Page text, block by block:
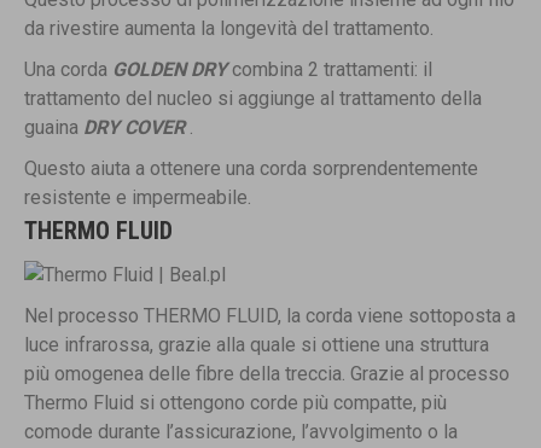
da rivestire aumenta la longevità del trattamento.
Una corda GOLDEN DRYcombina 2 trattamenti: il
trattamento del nucleo si aggiunge al trattamento della
guaina DRY COVER.
Questo aiuta a ottenere una corda sorprendentemente
resistente e impermeabile.
THERMO FLUID
Nel processo THERMO FLUID, la corda viene sottoposta a
luce infrarossa, grazie alla quale si ottiene una struttura
più omogenea delle fibre della treccia. Grazie al processo
Thermo Fluid si ottengono corde più compatte, più
comode durante l’assicurazione, l’avvolgimento o la